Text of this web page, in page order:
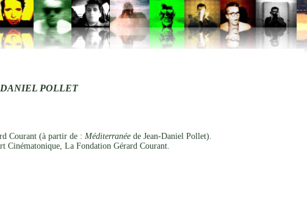
POLLET
Courant (à partir de : Méditerranée de Jean-Daniel Pollet).
Cinématonique, La Fondation Gérard Courant.